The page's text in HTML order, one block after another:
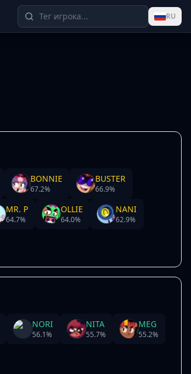
RU
BONNIE
67.2%
BUSTER
66.9%
MR. P
64.7%
OLLIE
64.0%
NANI
62.9%
NORI
56.1%
NITA
55.7%
MEG
55.2%